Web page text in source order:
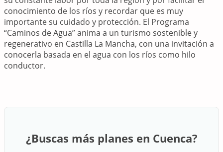
conocimiento de los ríos y recordar que es muy
importante su cuidado y protección. El Programa
“Caminos de Agua” anima a un turismo sostenible y
regenerativo en Castilla La Mancha, con una invitación a
conocerla basada en el agua con los ríos como hilo
conductor.
¿Buscas más planes en Cuenca?